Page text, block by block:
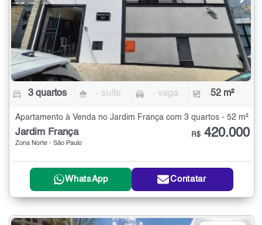
3 quartos - suíte - vaga 52 m²
Apartamento à Venda no Jardim França com 3 quartos - 52 m²
Jardim França
Zona Norte - São Paulo
R$ 420.000
WhatsApp Contatar